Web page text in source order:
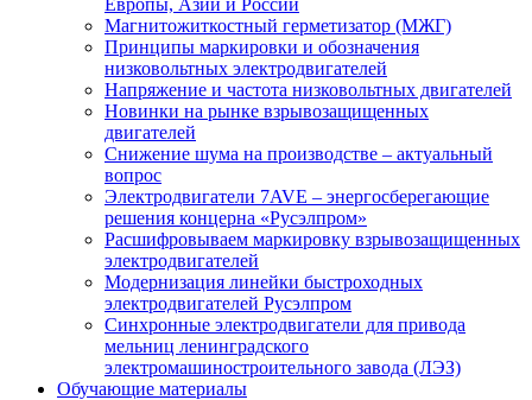
Европы, Азии и России
Магнитожиткостный герметизатор (МЖГ)
Принципы маркировки и обозначения
низковольтных электродвигателей
Напряжение и частота низковольтных двигателей
Новинки на рынке взрывозащищенных
двигателей
Снижение шума на производстве – актуальный
вопрос
Электродвигатели 7AVE – энергосберегающие
решения концерна «Русэлпром»
Расшифровываем маркировку взрывозащищенных
электродвигателей
Модернизация линейки быстроходных
электродвигателей Русэлпром
Синхронные электродвигатели для привода
мельниц ленинградского
электромашиностроительного завода (ЛЭЗ)
Обучающие материалы